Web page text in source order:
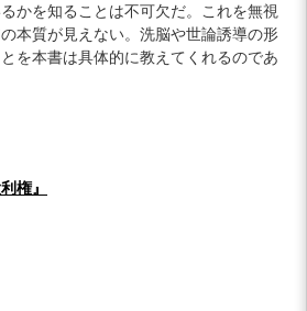
かを知ることは不可欠だ。これを無視
本質が見えない。洗脳や世論誘導の形
を本書は具体的に教えてくれるのであ
権』